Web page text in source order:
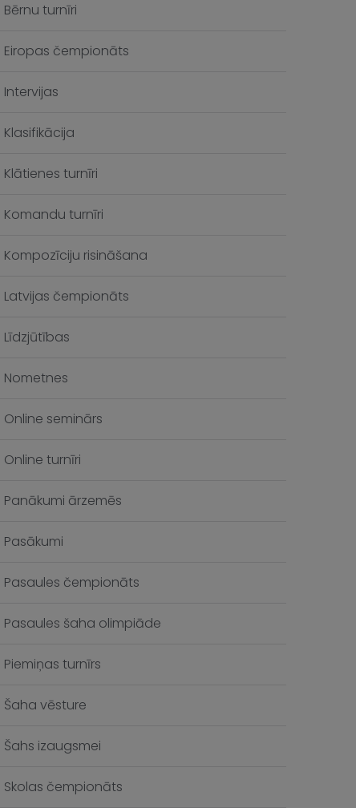
Bērnu turnīri
Eiropas čempionāts
Intervijas
Klasifikācija
Klātienes turnīri
Komandu turnīri
Kompozīciju risināšana
Latvijas čempionāts
Līdzjūtības
Nometnes
Online seminārs
Online turnīri
Panākumi ārzemēs
Pasākumi
Pasaules čempionāts
Pasaules šaha olimpiāde
Piemiņas turnīrs
Šaha vēsture
Šahs izaugsmei
Skolas čempionāts